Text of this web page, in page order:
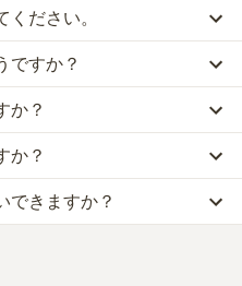
ん。霊園そのものが平らな
荒れている感じはありませ
しているので、お経をあげて
いる。自家用車なら買える
に置いていない。食事する
から、樹木葬が約180万円か
養墓が約53万円からお求めい
場は、一般墓が約13万円（墓石
堂が約353万円、永代供養墓
いものが悪い、という訳ではあ
から納得し、安心してお参りで
ださい。
スに乗車、「4番第7横線バス
で約15分です。
「地図・交通アクセス」欄をご
ですか？
3.5点です。
、野菜などと一緒に売っている
手前のコンビニで買わないとな
れど広くて色々な施設が入って
でほとんどは買ってからお参り
か？
がございます。
ります。
相場価格は、約107万円です。
『樹木葬とは？費用相場・メリ
か？
がございます。
ります。
場価格は、約353万円です。
『
できますか？
ています。
ます。